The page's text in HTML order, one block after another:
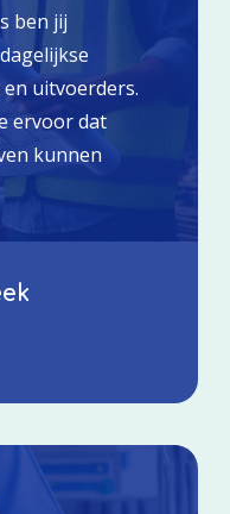
ben jij
uitvoerders.
ervoor dat
kunnen